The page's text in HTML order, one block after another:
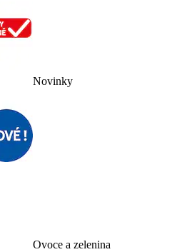
Novinky
Ovoce a zelenina